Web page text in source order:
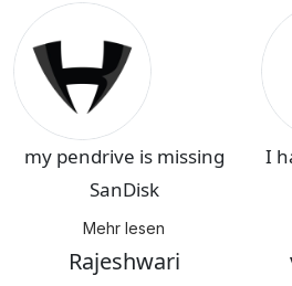
my pendrive is missing
SanDisk
Mehr lesen
I
Rajeshwari